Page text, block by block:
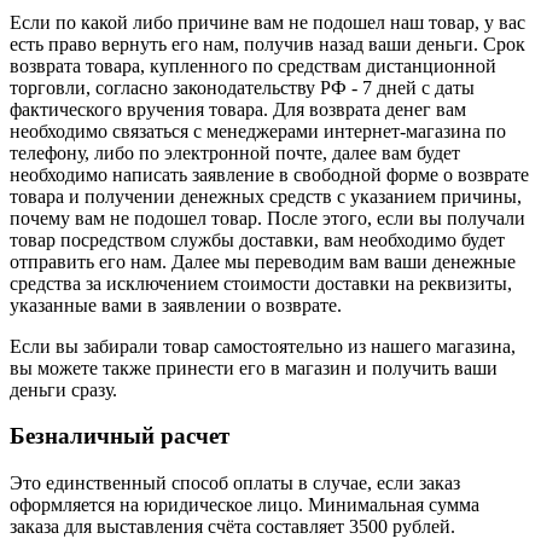
Если по какой либо причине вам не подошел наш товар, у вас
есть право вернуть его нам, получив назад ваши деньги. Срок
возврата товара, купленного по средствам дистанционной
торговли, согласно законодательству РФ - 7 дней с даты
фактического вручения товара. Для возврата денег вам
необходимо связаться с менеджерами интернет-магазина по
телефону, либо по электронной почте, далее вам будет
необходимо написать заявление в свободной форме о возврате
товара и получении денежных средств с указанием причины,
почему вам не подошел товар. После этого, если вы получали
товар посредством службы доставки, вам необходимо будет
отправить его нам. Далее мы переводим вам ваши денежные
средства за исключением стоимости доставки на реквизиты,
указанные вами в заявлении о возврате.
Если вы забирали товар самостоятельно из нашего магазина,
вы можете также принести его в магазин и получить ваши
деньги сразу.
Безналичный расчет
Это единственный способ оплаты в случае, если заказ
оформляется на юридическое лицо. Минимальная сумма
заказа для выставления счёта составляет 3500 рублей.